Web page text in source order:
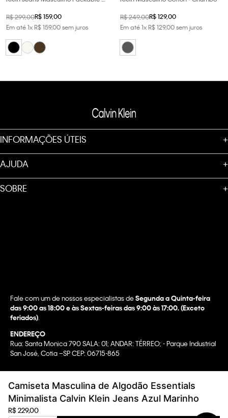
Camiseta Masculina de Algodão Essentials
Minimalista Calvin Klein Jeans Azul Marinho
R$229,00
R$299,00R$159,00
Em até1xR$159,00sem juros
R$249,00R$129,00
Em até1xR$129,00sem juros
INFORMAÇÕES ÚTEIS +
AJUDA +
SOBRE +
Fale com um de nossos especialistas deSegunda a Quinta-feira
das 9:00 as 18:00 e às Sextas-feiras das 9:00 às 17:00. (Exceto
feriados)
ENDEREÇO
Rua: Santa Monica 790 SALA: 01; ANDAR: TÉRREO; - Parque Industrial
San José, Cotia –SP CEP: 06715-865
WBR INDUSTRIA E COMERCIO DE VESTUARIO LTDA.
CNPJ 07.296.319/0058-90